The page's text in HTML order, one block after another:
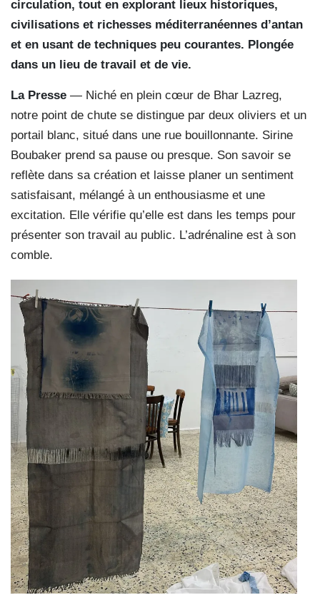
circulation, tout en explorant lieux historiques,
civilisations et richesses méditerranéennes d’antan
et en usant de techniques peu courantes. Plongée
dans un lieu de travail et de vie.
La Presse — Niché en plein cœur de Bhar Lazreg,
notre point de chute se distingue par deux oliviers et un
portail blanc, situé dans une rue bouillonnante. Sirine
Boubaker prend sa pause ou presque. Son savoir se
reflète dans sa création et laisse planer un sentiment
satisfaisant, mélangé à un enthousiasme et une
excitation. Elle vérifie qu’elle est dans les temps pour
présenter son travail au public. L’adrénaline est à son
comble.